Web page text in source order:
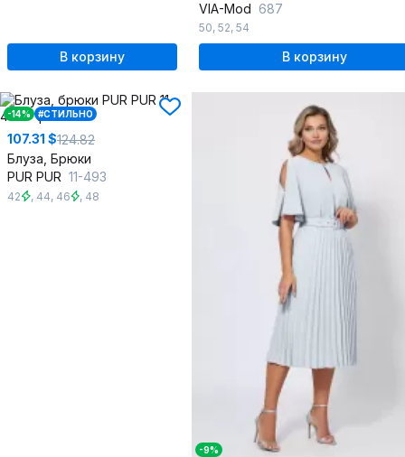
В корзину
VIA-Mod 687
50, 52, 54
В корзину
-14% #СТИЛЬНО
107.31 $124.82
Блуза, Брюки
PUR PUR 11-493
42 , 44, 46 , 48
-9%